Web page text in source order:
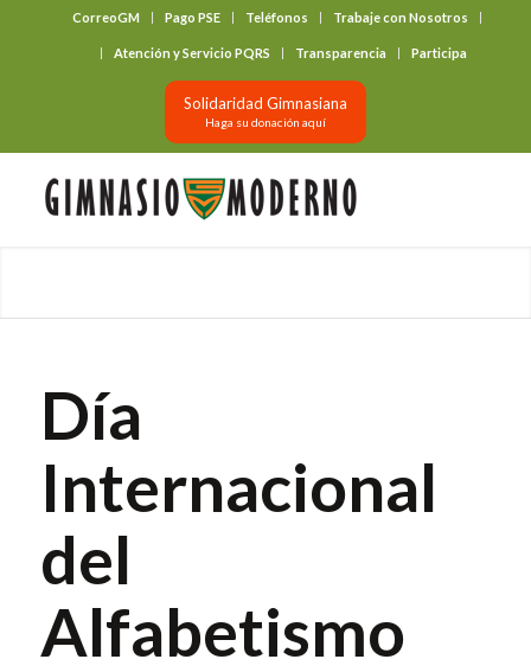
CorreoGM Pago PSE Teléfonos Trabaje con Nosotros
Atención y Servicio PQRS Transparencia Participa
Solidaridad Gimnasiana
Haga su donación aquí
Día
Internacional
del
Alfabetismo